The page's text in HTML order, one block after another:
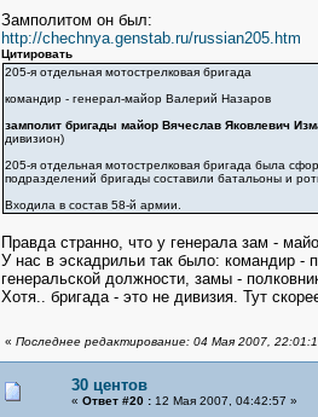
Замполитом он был:
http://chechnya.genstab.ru/russian205.htm
Цитировать
205-я отдельная мотострелковая бригада
командир - генерал-майор Валерий Назаров
замполит бригады майор Вячеслав Яковлевич
дивизион)
205-я отдельная мотострелковая бригада была
подразделений бригады составили батальоны и
Входила в состав 58-й армии.
Правда странно, что у генерала зам -
У нас в эскадрильи так было: командир -
генеральской должности, замы -
Хотя.. бригада - это не дивизия. Тут
« Последнее редактирование: 04 Мая 2007,
30 центов
« Ответ #20 :12 Мая 2007, 04:42:57 »